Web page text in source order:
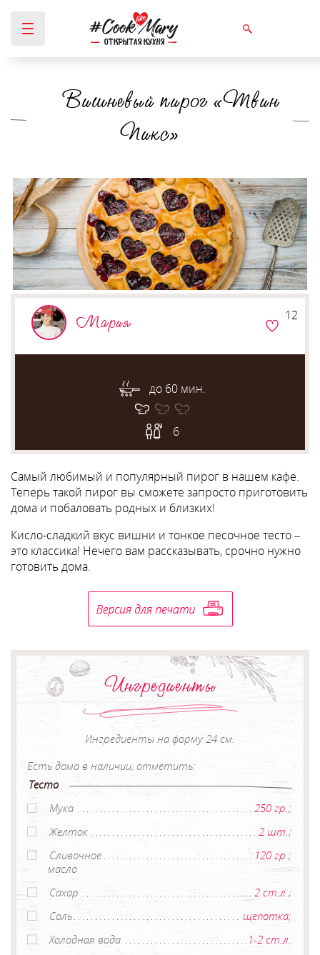
Вы здесьВишневый пирог «Твин
Пикс»
Мария
до 60 мин.
6
12
Самый любимый и популярный пирог в нашем кафе.
Теперь такой пирог вы сможете запросто приготовить
дома и побаловать родных и близких!
Кисло-сладкий вкус вишни и тонкое песочное тесто –
это классика! Нечего вам рассказывать, срочно нужно
готовить дома.
Ингредиенты
Ингредиенты на форму 24 см.
Есть дома в наличии, отметить:
Тесто
Мука
250 гр.;
Желток
2 шт.;
Сливочное
масло
120 гр.;
Сахар
2 ст.л.;
Соль
щепотка;
Холодная вода
1-2 ст.л.